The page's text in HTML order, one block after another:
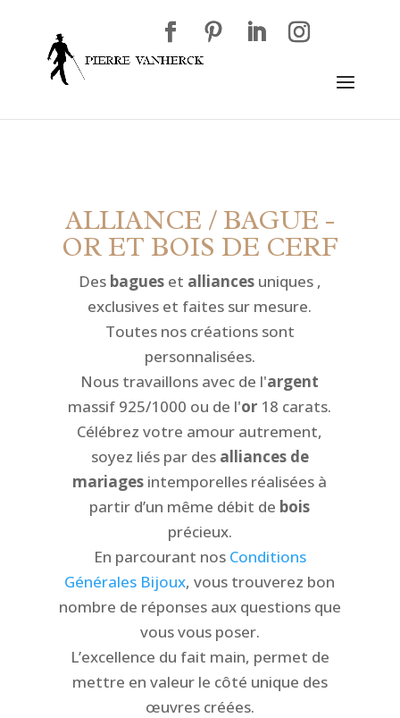
ALLIANCE / BAGUE -
OR ET BOIS DE CERF
Des bagueset alliancesuniques ,
exclusives et faites sur mesure.
Toutes nos créations sont
personnalisées.
Nous travaillons avec de l'argent
massif 925/1000 ou de l'or 18 carats.
Célébrez votre amour autrement,
soyez liés par des alliances de
mariages intemporelles réalisées à
partir d’un même débit de bois
précieux.
En parcourant nos Conditions
Générales Bijoux, vous trouverez bon
nombre de réponses aux questions que
vous vous poser.
L’excellence du fait main, permet de
mettre en valeur le côté unique des
œuvres créées.